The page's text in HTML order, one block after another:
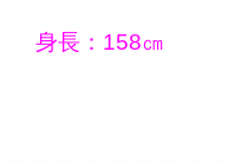
身長：158㎝